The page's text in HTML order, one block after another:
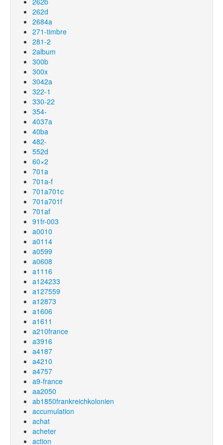
262d
2684a
271-timbre
281-2
2album
300b
300x
3042a
322-1
330-22
354-
4037a
40ba
482-
552d
60×2
701a
701a-f
701a701c
701a701f
701af
91fr-003
a0010
a0114
a0599
a0608
a1116
a124233
a127559
a12873
a1606
a1611
a210france
a3916
a4187
a4210
a4757
a9-france
aa2050
ab1850frankreichkolonien
accumulation
achat
acheter
action